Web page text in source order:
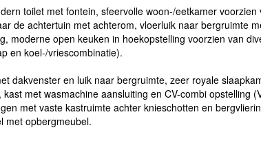
toilet met fontein, sfeervolle woon-/eetkamer
de achtertuin met achterom, vloerluik naar bergruimte
moderne open keuken in hoekopstelling voorzien van
en koel-/vriescombinatie).
dakvenster en luik naar bergruimte, zeer royale
met wasmachine aansluiting en CV-combi opstelling
met vaste kastruimte achter knieschotten en
met opbergmeubel.